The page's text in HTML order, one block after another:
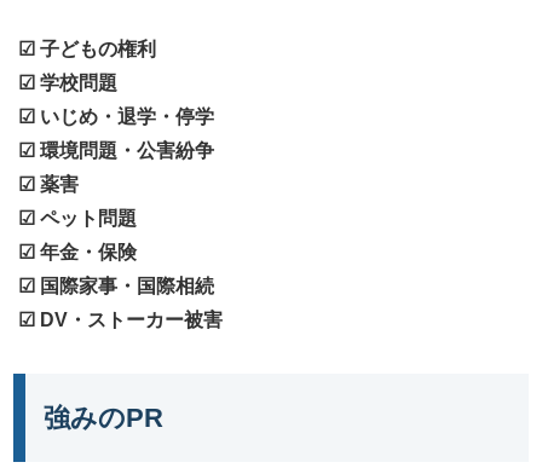
☑ 子どもの権利
☑ 学校問題
☑ いじめ・退学・停学
☑ 環境問題・公害紛争
☑ 薬害
☑ ペット問題
☑ 年金・保険
☑ 国際家事・国際相続
☑ DV・ストーカー被害
強みのPR